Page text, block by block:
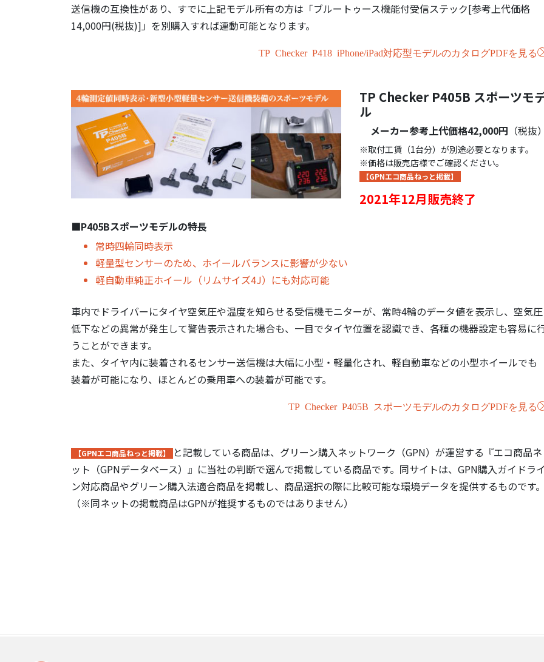
送信機の互換性があり、すでに上記モデル所有の方は「ブルートゥース機能付受信ステック[参考上代価格
14,000円(税抜)]」を別購入すれば連動可能となります。
TP Checker P418 iPhone/iPad対応型モデルのカタログPDFを見る
TP Checker P405B スポーツモ
ル
メーカー参考上代価格42,000円 （税抜
※取付工賃（1台分）が別途必要となります。
※価格は販売店様でご確認ください。
【GPNエコ商品ねっと掲載】
2021年12月販売終了
■P405Bスポーツモデルの特長
常時四輪同時表示
軽量型センサーのため、ホイールバランスに影響が少ない
軽自動車純正ホイール（リムサイズ4J）にも対応可能
車内でドライバーにタイヤ空気圧や温度を知らせる受信機モニターが、常時4輪のデータ値を表示し、空気圧
低下などの異常が発生して警告表示された場合も、一目でタイヤ位置を認識でき、各種の機器設定も容易に
うことができます。
また、タイヤ内に装着されるセンサー送信機は大幅に小型・軽量化され、軽自動車などの小型ホイールでも
装着が可能になり、ほとんどの乗用車への装着が可能です。
TP Checker P405B スポーツモデルのカタログPDFを見る
【GPNエコ商品ねっと掲載】
と記載している商品は、グリーン購入ネットワーク（GPN）が運営する『エコ商品ネ
ット（GPNデータベース）』に当社の判断で選んで掲載している商品です。同サイトは、GPN購入ガイドラ
ン対応商品やグリーン購入法適合商品を掲載し、商品選択の際に比較可能な環境データを提供するものです
（※同ネットの掲載商品はGPNが推奨するものではありません）